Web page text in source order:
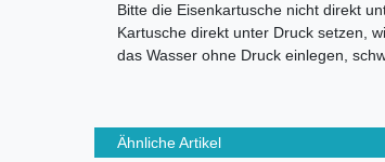
Bitte die Eisenkartusche nicht direkt
Kartusche direkt unter Druck setzen,
das Wasser ohne Druck einlegen,
Ähnliche Artikel